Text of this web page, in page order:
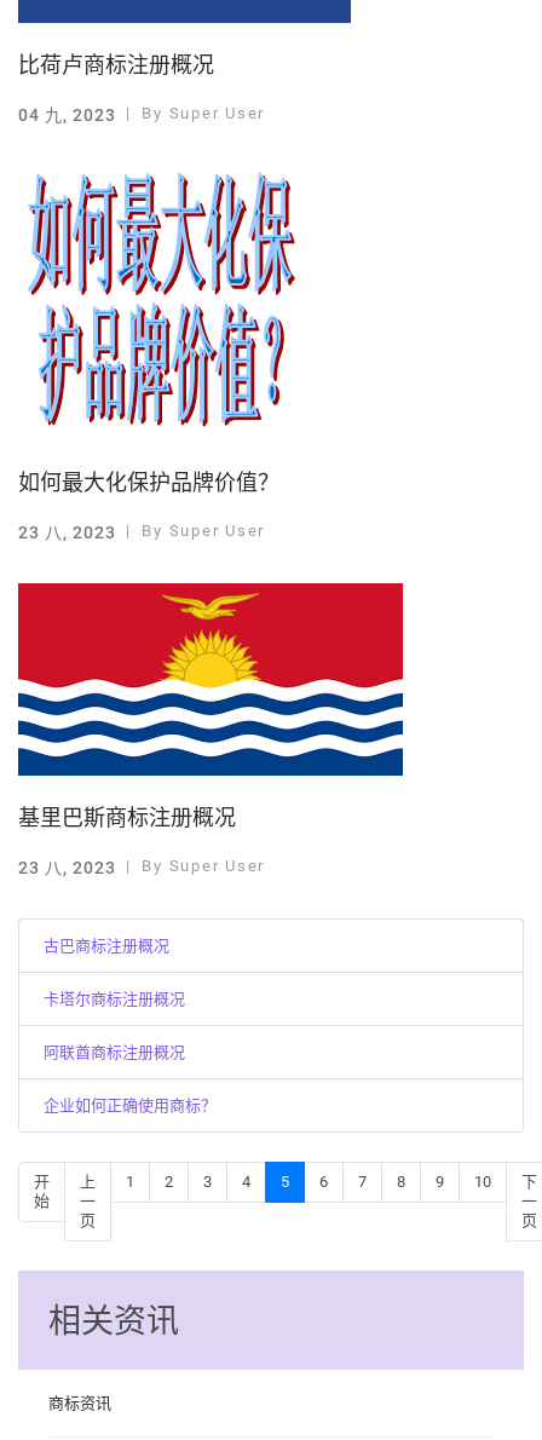
比荷卢商标注册概况
04 九, 2023 By Super User
如何最大化保护品牌价值？
23 八, 2023 By Super User
基里巴斯商标注册概况
23 八, 2023 By Super User
古巴商标注册概况
卡塔尔商标注册概况
阿联酋商标注册概况
企业如何正确使用商标？
开
始
上
一
页
1 2 3 4 5 6 7 8 9 10
下
一
页
相关资讯
商标资讯